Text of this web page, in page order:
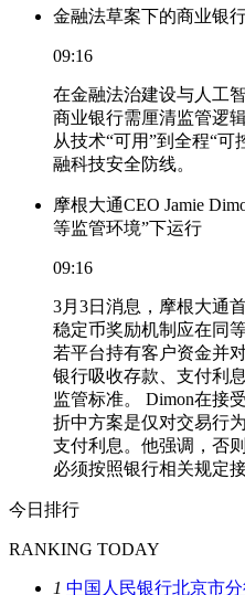
金融法草案下的商业银
09:16
在金融法治建设与人工
商业银行需厘清监管逻
从技术“可用”到全程“
融科技安全防线。
摩根大通CEO Jamie
等监管环境”下运行
09:16
3月3日消息，摩根大通
稳定币奖励机制应在同
若平台持有客户资金并
银行吸收存款、支付利
监管标准。 Dimon在接
折中方案是仅对交易行
支付利息。他强调，否
必须按照银行相关规定接
今日排行
RANKING TODAY
1 中国人民银行北京市